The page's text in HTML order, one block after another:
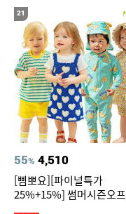
21
55% 4,510
[삠뽀요][파이널특가
25%+15%] 썸머시즌오프